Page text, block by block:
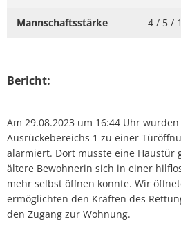
Mannschaftsstärke 4 / 5 /
Bericht:
Am 29.08.2023 um 16:44 Uhr
Ausrückebereichs 1 zu einer
alarmiert. Dort musste eine Haustür
ältere Bewohnerin sich in einer
mehr selbst öffnen konnte. Wir
ermöglichten den Kräften des
den Zugang zur Wohnung.